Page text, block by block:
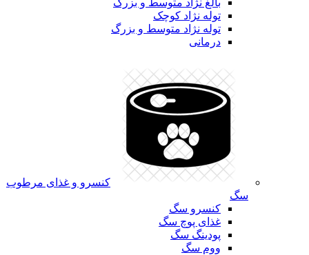
بالغ نژاد متوسط و بزرگ
توله نژاد کوچک
توله نژاد متوسط و بزرگ
درمانی
کنسرو و غذای مرطوب
سگ
کنسرو سگ
غذای پوچ سگ
پودینگ سگ
ووم سگ